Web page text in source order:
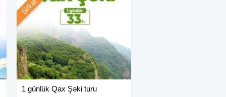
1 günlük Qax Şəki turu
Şirkət